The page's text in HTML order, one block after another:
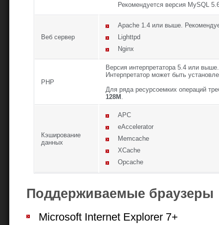
Рекомендуется версия MySQL
Веб сервер
Apache 1.4 или выше.
Lighttpd
Nginx
PHP
Версия интерпретатора 5.4 или выше.
Интерпретатор может быть
Для ряда ресурсоемких операций
128M
Кэширование
данных
APC
eAccelerator
Memcache
XCache
Opcache
Поддерживаемые браузеры
Microsoft Internet Explorer 7+